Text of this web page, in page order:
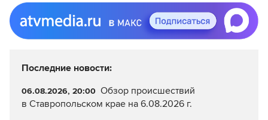
Последние новости:
06.08.2026, 20:00 Обзор происшествий
в Ставропольском крае на 6.08.2026 г.